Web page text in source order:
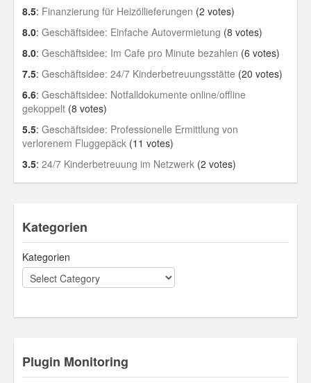
8.5: Finanzierung für Heizöllieferungen (2 votes)
8.0: Geschäftsidee: Einfache Autovermietung (8 votes)
8.0: Geschäftsidee: Im Cafe pro Minute bezahlen (6 votes)
7.5: Geschäftsidee: 24/7 Kinderbetreuungsstätte (20 votes)
6.6: Geschäftsidee: Notfalldokumente online/offline
gekoppelt (8 votes)
5.5: Geschäftsidee: Professionelle Ermittlung von
verlorenem Fluggepäck (11 votes)
3.5: 24/7 Kinderbetreuung im Netzwerk (2 votes)
Kategorien
Kategorien
Plugin Monitoring